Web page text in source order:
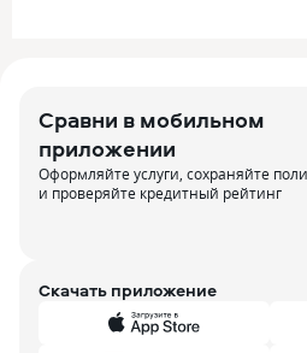
Сравни в мобильном
приложении
Оформляйте услуги, сохраняйте
и проверяйте кредитный рейтинг
Скачать приложение